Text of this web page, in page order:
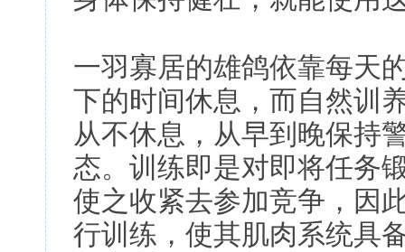
一羽寡居的雄鸽依靠每天
下的时间休息，而自然训
从不休息，从早到晚保持
态。训练即是对即将任务
使之收紧去参加竞争，因
行训练，使其肌肉系统具